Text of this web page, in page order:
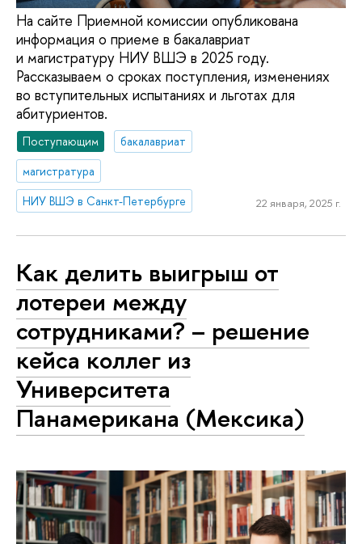
На сайте Приемной комиссии опубликована
информация о приеме в бакалавриат
и магистратуру НИУ ВШЭ в 2025 году.
Рассказываем о сроках поступления, изменениях
во вступительных испытаниях и льготах для
абитуриентов.
Поступающим
бакалавриат
магистратура
НИУ ВШЭ в Санкт-Петербурге
22 января, 2025 г.
Как делить выигрыш от
лотереи между
сотрудниками? – решение
кейса коллег из
Университета
Панамерикана (Мексика)